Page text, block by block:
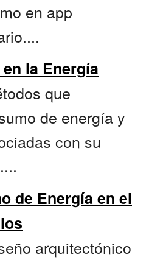
en app
la Energía
que
de energía y
con su
de Energía en el
arquitectónico